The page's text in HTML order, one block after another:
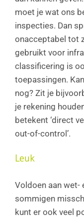
moet je wat ons
inspecties. Dan
onacceptabel tot
gebruikt voor
classificering is
toepassingen.
nog? Zit je
je rekening
betekent ‘direct
out-of-control’.
Leuk
Voldoen aan wet-
sommigen
kunt er ook veel